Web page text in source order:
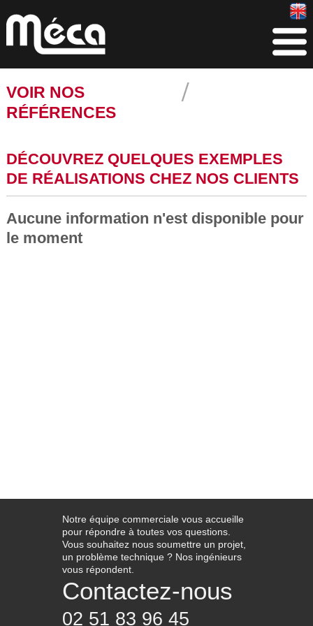
VOIR NOS
RÉFÉRENCES
DÉCOUVREZ QUELQUES EXEMPLES
DE RÉALISATIONS CHEZ NOS CLIENTS
Aucune information n'est disponible pour
le moment
Notre équipe commerciale vous accueille
pour répondre à toutes vos questions.
Vous souhaitez nous soumettre un projet,
un problème technique ? Nos ingénieurs
vous répondent.
Contactez-nous
02 51 83 96 45